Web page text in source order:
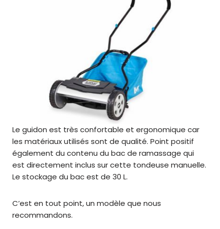
Le guidon est très confortable et ergonomique car
les matériaux utilisés sont de qualité. Point positif
également du contenu du bac de ramassage qui
est directement inclus sur cette tondeuse manuelle.
Le stockage du bac est de 30 L.
C’est en tout point, un modèle que nous
recommandons.